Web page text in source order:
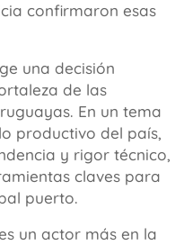
confirmaron esas
una decisión
de las
En un tema
productivo del país,
y rigor técnico,
claves para
puerto.
un actor más en la